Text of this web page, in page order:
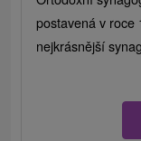
postavená v roce
nejkrásnější